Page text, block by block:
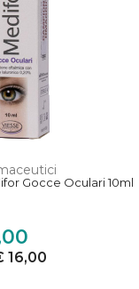
Gocce Oculari 10ml
16,00